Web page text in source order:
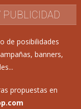
PUBLICIDAD
de posibilidades
banners,
propuestas en